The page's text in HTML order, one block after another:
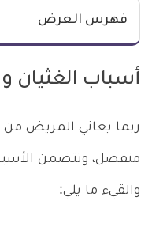
فهرس العرض
أسباب الغثيان
ربما يعاني المريض من
منفصل، وتتضمن
والقيء ما يلي: